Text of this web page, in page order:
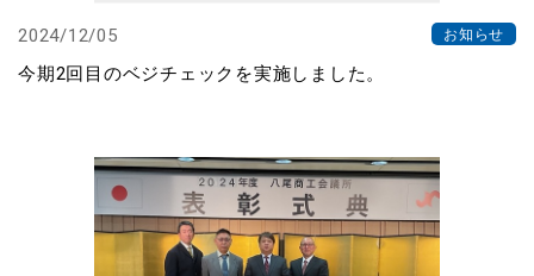
2024/12/05 お知らせ
今期2回目のベジチェックを実施しました。